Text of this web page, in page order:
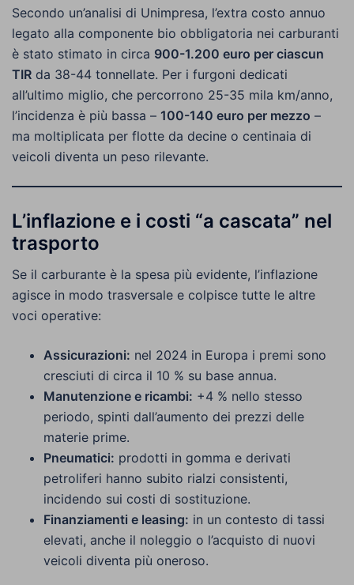
Secondo un’analisi di Unimpresa, l’extra costo annuo
legato alla componente bio obbligatoria nei carburanti
è stato stimato in circa 900-1.200 euro per ciascun
TIR da 38-44 tonnellate. Per i furgoni dedicati
all’ultimo miglio, che percorrono 25-35 mila km/anno,
l’incidenza è più bassa – 100-140 euro per mezzo –
ma moltiplicata per flotte da decine o centinaia di
veicoli diventa un peso rilevante.
L’inflazione e i costi “a cascata” nel
trasporto
Se il carburante è la spesa più evidente, l’inflazione
agisce in modo trasversale e colpisce tutte le altre
voci operative:
Assicurazioni: nel 2024 in Europa i premi sono
cresciuti di circa il 10 % su base annua.
Manutenzione e ricambi: +4 % nello stesso
periodo, spinti dall’aumento dei prezzi delle
materie prime.
Pneumatici: prodotti in gomma e derivati
petroliferi hanno subito rialzi consistenti,
incidendo sui costi di sostituzione.
Finanziamenti e leasing: in un contesto di tassi
elevati, anche il noleggio o l’acquisto di nuovi
veicoli diventa più oneroso.